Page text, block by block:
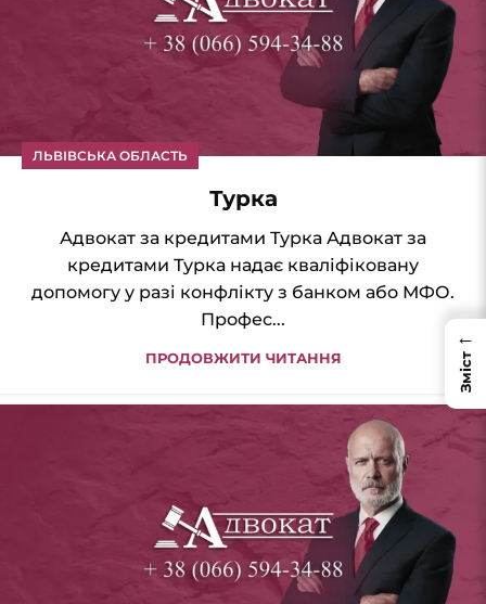
ЛЬВІВСЬКА ОБЛАСТЬ
Турка
Адвокат за кредитами Турка Адвокат за
кредитами Турка надає кваліфіковану
допомогу у разі конфлікту з банком або МФО.
Профес...
ПРОДОВЖИТИ ЧИТАННЯ
←
Зміст